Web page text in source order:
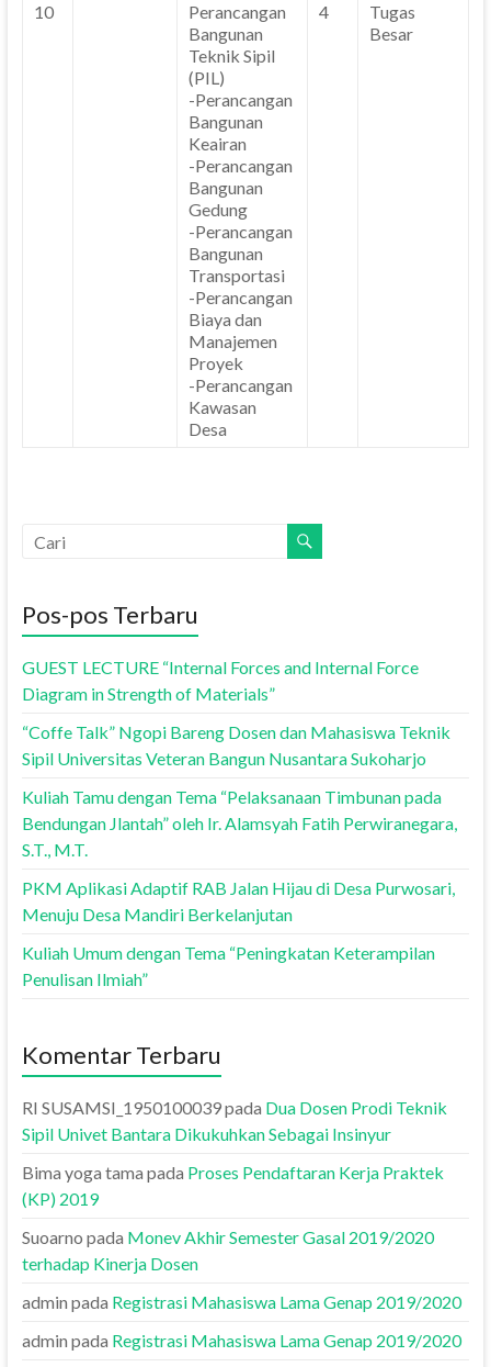
10
Perancangan
Bangunan
Teknik Sipil
(PIL)
-Perancangan
Bangunan
Keairan
-Perancangan
Bangunan
Gedung
-Perancangan
Bangunan
Transportasi
-Perancangan
Biaya dan
Manajemen
Proyek
-Perancangan
Kawasan
Desa
4
Tugas
Besar
Pos-pos Terbaru
GUEST LECTURE “Internal Forces and Internal Force
Diagram in Strength of Materials”
“Coffe Talk” Ngopi Bareng Dosen dan Mahasiswa Teknik
Sipil Universitas Veteran Bangun Nusantara Sukoharjo
Kuliah Tamu dengan Tema “Pelaksanaan Timbunan pada
Bendungan Jlantah” oleh Ir. Alamsyah Fatih Perwiranegara,
S.T., M.T.
PKM Aplikasi Adaptif RAB Jalan Hijau di Desa Purwosari,
Menuju Desa Mandiri Berkelanjutan
Kuliah Umum dengan Tema “Peningkatan Keterampilan
Penulisan Ilmiah”
Komentar Terbaru
RI SUSAMSI_1950100039pada Dua Dosen Prodi Teknik
Sipil Univet Bantara Dikukuhkan Sebagai Insinyur
Bima yoga tama pada Proses Pendaftaran Kerja Praktek
(KP) 2019
Suoarno pada Monev Akhir Semester Gasal 2019/2020
terhadap Kinerja Dosen
admin pada Registrasi Mahasiswa Lama Genap 2019/2020
admin pada Registrasi Mahasiswa Lama Genap 2019/2020